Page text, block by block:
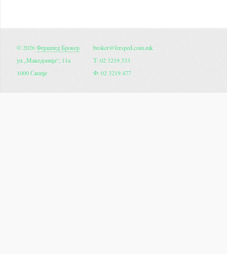
© 2026Фершпед Брокер
ул.„Македонија“, 11а
1000 Скопје
broker@fersped.com.mk
Т: 02 3219 333
Ф: 02 3219 477